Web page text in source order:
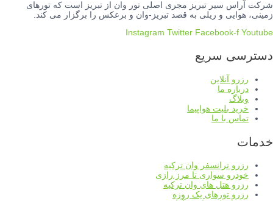
شرکت آراس سیر تبریز مجری اصلی تور وان از تبریز است که تورهای
زمینی، هوایی و ریلی به قصد تبریز-وان و برعکس را برگزار می کند.
Instagram Twitter Facebook-f Youtube
دسترسی سریع
رزرو آنلاین
درباره ما
وبلاگ
خرید بلیت هواپیما
تماس با ما
خدمات
رزرو ترانسفر وان ترکیه
خودرو سواری تا مرز رازی
رزرو هتل های وان ترکیه
رزرو تورهای یک روزه